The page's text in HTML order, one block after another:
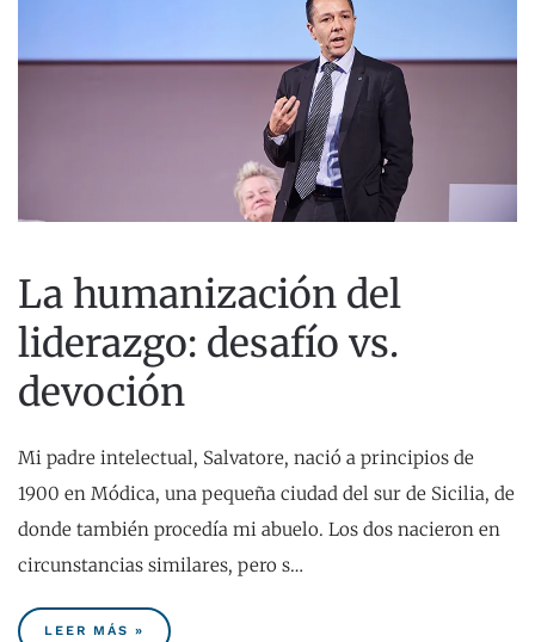
La humanización del
liderazgo: desafío vs.
devoción
Mi padre intelectual, Salvatore, nació a principios de
1900 en Módica, una pequeña ciudad del sur de Sicilia, de
donde también procedía mi abuelo. Los dos nacieron en
circunstancias similares, pero s…
LEER MÁS »